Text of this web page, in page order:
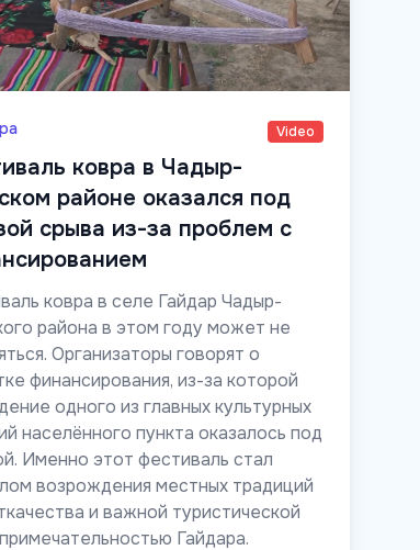
Video
ковра в Чадыр-
районе оказался под
срыва из-за проблем с
ковра в селе Гайдар Чадыр-
района в этом году может не
Организаторы говорят о
финансирования, из-за которой
одного из главных культурных
населённого пункта оказалось под
Именно этот фестиваль стал
возрождения местных традиций
и важной туристической
Гайдара.